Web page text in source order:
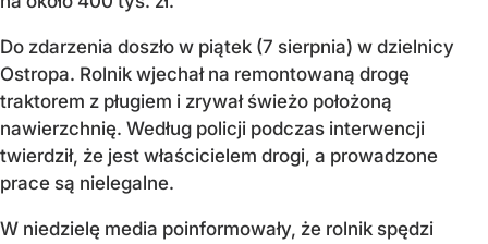
Do zdarzenia doszło w piątek (7 sierpnia) w dzielnicy
Ostropa. Rolnik wjechał na remontowaną drogę
traktorem z pługiem i zrywał świeżo położoną
nawierzchnię. Według policji podczas interwencji
twierdził, że jest właścicielem drogi, a prowadzone
prace są nielegalne.
W niedzielę media poinformowały, że rolnik spędzi